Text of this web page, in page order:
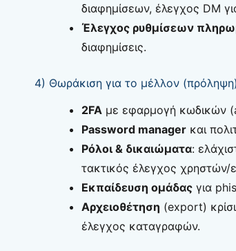
διαφημίσεων, έλεγχος DM
Έλεγχος ρυθμίσεων
διαφημίσεις.
4) Θωράκιση για το μέλλον (πρόληψη)
2FA με εφαρμογή κωδικών
Password managerκαι
Ρόλοι & δικαιώματα:
τακτικός έλεγχος
Εκπαίδευση ομάδαςγια
Αρχειοθέτηση (export)
έλεγχος καταγραφών.